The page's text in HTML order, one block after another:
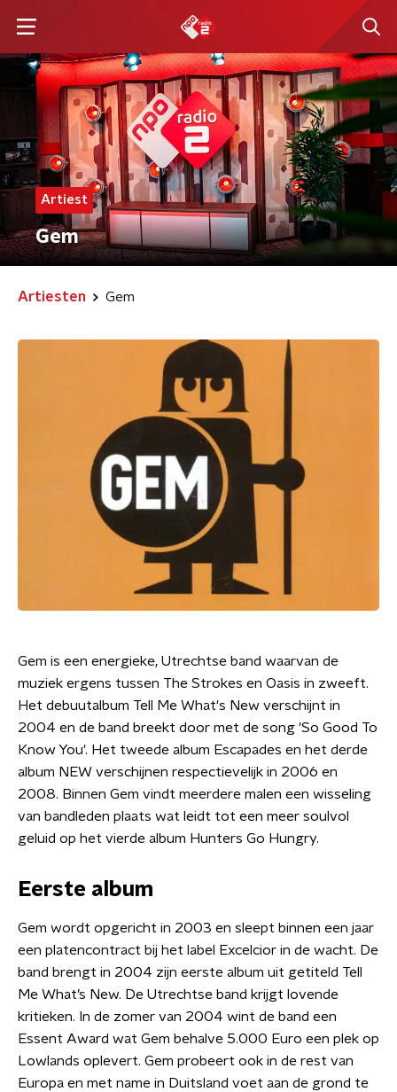
Artiest
Gem
Artiesten Gem
Gem is een energieke, Utrechtse band waarvan de
muziek ergens tussen The Strokes en Oasis in zweeft.
Het debuutalbum Tell Me What's New verschijnt in
2004 en de band breekt door met de song 'So Good To
Know You'. Het tweede album Escapades en het derde
album NEW verschijnen respectievelijk in 2006 en
2008. Binnen Gem vindt meerdere malen een wisseling
van bandleden plaats wat leidt tot een meer soulvol
geluid op het vierde album Hunters Go Hungry.
Eerste album
Gem wordt opgericht in 2003 en sleept binnen een jaar
een platencontract bij het label Excelcior in de wacht. De
band brengt in 2004 zijn eerste album uit getiteld Tell
Me What’s New. De Utrechtse band krijgt lovende
kritieken. In de zomer van 2004 wint de band een
Essent Award wat Gem behalve 5.000 Euro een plek op
Lowlands oplevert. Gem probeert ook in de rest van
Europa en met name in Duitsland voet aan de grond te